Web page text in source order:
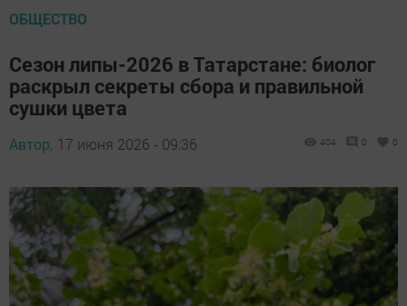
ОБЩЕСТВО
Сезон липы-2026 в Татарстане: биолог
раскрыл секреты сбора и правильной
сушки цвета
Автор, 17 июня 2026 - 09:36 404 0 0